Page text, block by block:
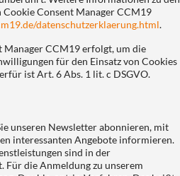
Consent Manager CCM19
datenschutzerklaerung.html.
Manager CCM19 erfolgt, um die
für den Einsatz von Cookies
ist Art. 6 Abs. 1 lit. c DSGVO.
unseren Newsletter abonnieren, mit
interessanten Angebote informieren.
sind in der
die Anmeldung zu unserem